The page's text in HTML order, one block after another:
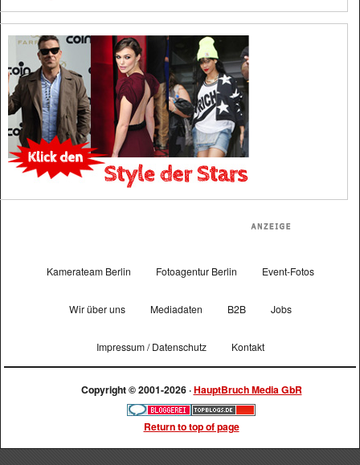
Kamerateam Berlin Fotoagentur Berlin Event-Fotos
Wir über uns Mediadaten B2B Jobs
Impressum / Datenschutz Kontakt
Copyright © 2001-2026 ·HauptBruch Media GbR
Return to top of page